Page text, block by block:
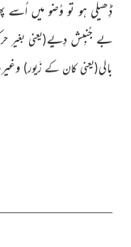
ڈِھیلی ہو تو وُضو میں اُسے
بے جُنبِش دِیے(یعنی بغیر
بالی(یعنی کان کے زَیور)